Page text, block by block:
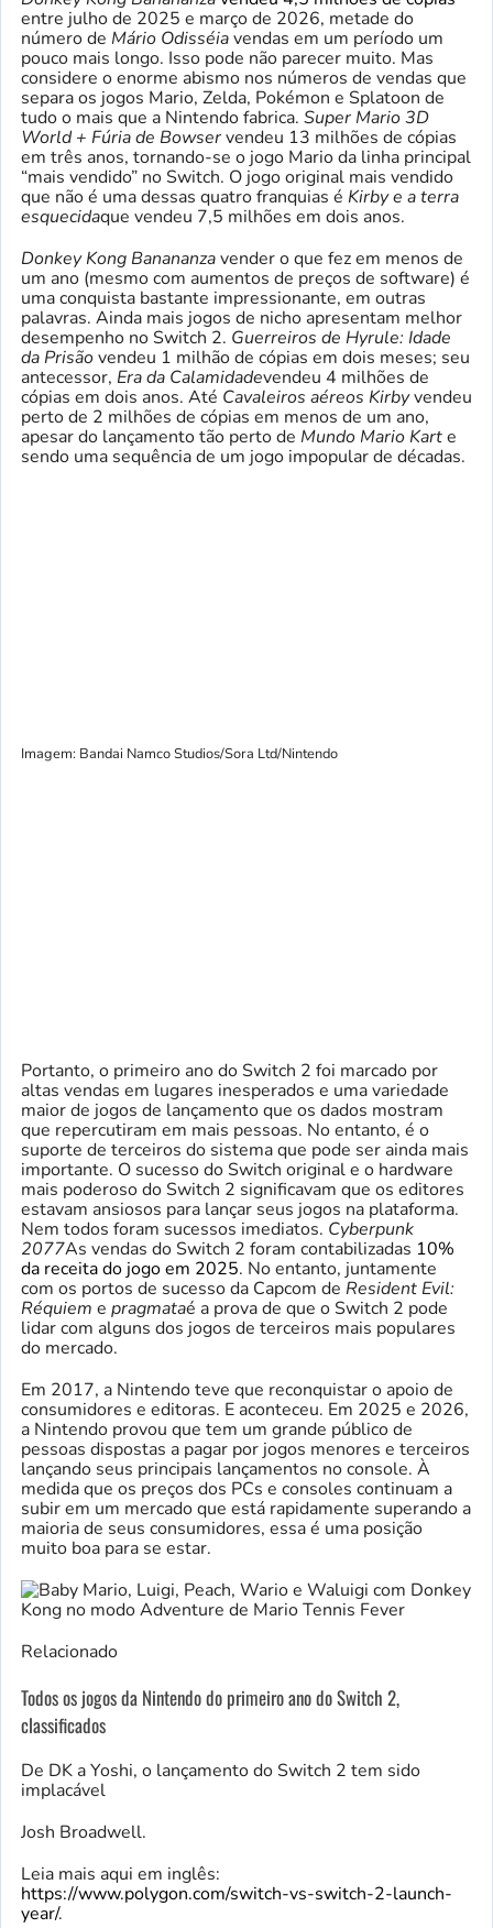
entre julho de 2025 e março de 2026, metade do
número de Mário Odisséiavendas em um período um
pouco mais longo. Isso pode não parecer muito. Mas
considere o enorme abismo nos números de vendas que
separa os jogos Mario, Zelda, Pokémon e Splatoon de
tudo o mais que a Nintendo fabrica. Super Mario 3D
World + Fúria de Bowservendeu 13 milhões de cópias
em três anos, tornando-se o jogo Mario da linha principal
“mais vendido” no Switch. O jogo original mais vendido
que não é uma dessas quatro franquias é Kirby e a terra
esquecidaque vendeu 7,5 milhões em dois anos.
Donkey Kong Banananzavender o que fez em menos de
um ano (mesmo com aumentos de preços de software) é
uma conquista bastante impressionante, em outras
palavras. Ainda mais jogos de nicho apresentam melhor
desempenho no Switch 2. Guerreiros de Hyrule: Idade
da Prisãovendeu 1 milhão de cópias em dois meses; seu
antecessor, Era da Calamidadevendeu 4 milhões de
cópias em dois anos. Até Cavaleiros aéreos Kirbyvendeu
perto de 2 milhões de cópias em menos de um ano,
apesar do lançamento tão perto de Mundo Mario Karte
sendo uma sequência de um jogo impopular de décadas.
Imagem: Bandai Namco Studios/Sora Ltd/Nintendo
Portanto, o primeiro ano do Switch 2 foi marcado por
altas vendas em lugares inesperados e uma variedade
maior de jogos de lançamento que os dados mostram
que repercutiram em mais pessoas. No entanto, é o
suporte de terceiros do sistema que pode ser ainda mais
importante. O sucesso do Switch original e o hardware
mais poderoso do Switch 2 significavam que os editores
estavam ansiosos para lançar seus jogos na plataforma.
Nem todos foram sucessos imediatos. Cyberpunk
2077As vendas do Switch 2 foram contabilizadas 10%
da receita do jogo em 2025. No entanto, juntamente
com os portos de sucesso da Capcom de Resident Evil:
Réquiem e pragmataé a prova de que o Switch 2 pode
lidar com alguns dos jogos de terceiros mais populares
do mercado.
Em 2017, a Nintendo teve que reconquistar o apoio de
consumidores e editoras. E aconteceu. Em 2025 e 2026,
a Nintendo provou que tem um grande público de
pessoas dispostas a pagar por jogos menores e terceiros
lançando seus principais lançamentos no console. À
medida que os preços dos PCs e consoles continuam a
subir em um mercado que está rapidamente superando a
maioria de seus consumidores, essa é uma posição
muito boa para se estar.
Relacionado
Todos os jogos da Nintendo do primeiro ano do Switch 2,
classificados
De DK a Yoshi, o lançamento do Switch 2 tem sido
implacável
Josh Broadwell.
Leia mais aqui em inglês:
https://www.polygon.com/switch-vs-switch-2-launch-
year/.